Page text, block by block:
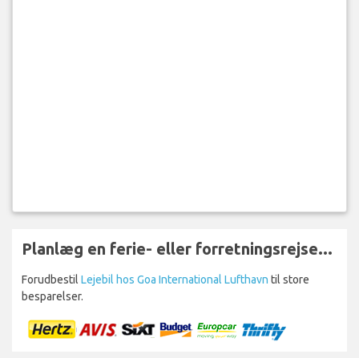
Planlæg en ferie- eller forretningsrejse...
Forudbestil Lejebil hos Goa International Lufthavn til store
besparelser.